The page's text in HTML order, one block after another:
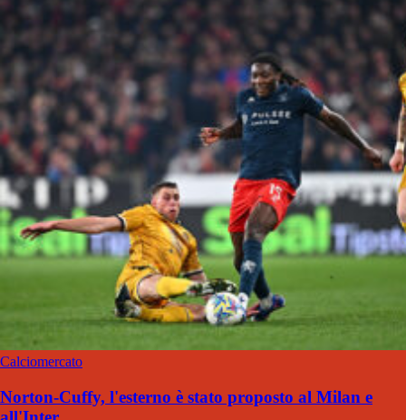
Calciomercato
Norton-Cuffy, l'esterno è stato proposto al Milan e